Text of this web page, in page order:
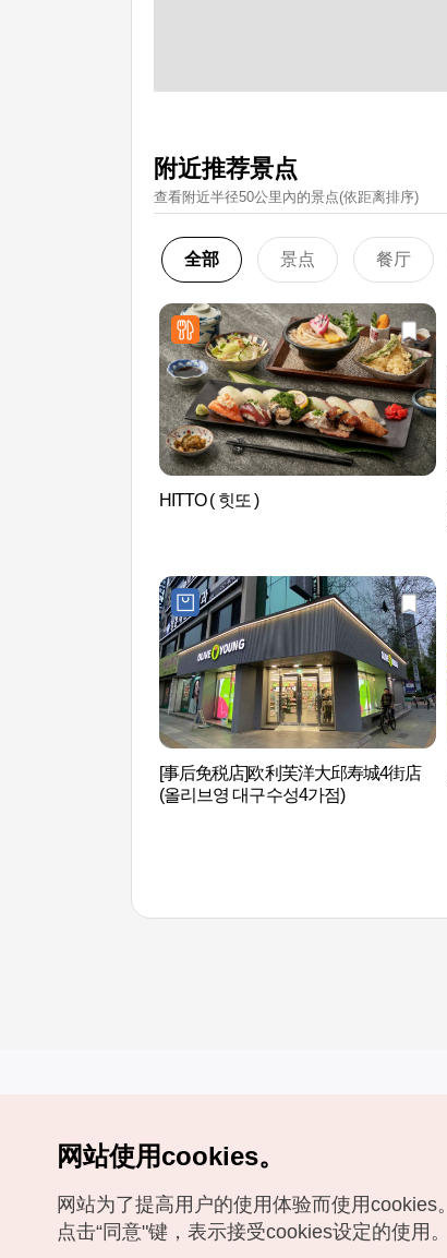
附近推荐景点
查看附近半径50公里內的景点(依距离排序)
全部 景点 餐厅
HITTO ( 힛또 )
[事后免税店]欧利芙洋大邱寿城4街店
(올리브영 대구수성4가점)
如有相关疑问或建议，欢迎来信。VISITKOREA官方邮箱
chnsim@knto.or.kr
网站使用cookies。
网站为了提高用户的使用体验而使用cookies。
点击“同意"键，表示接受cookies设定的使用。